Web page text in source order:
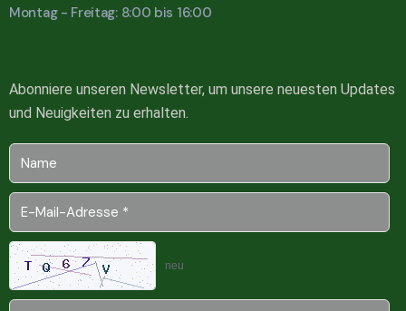
Montag - Freitag: 8:00 bis 16:00
Abonniere unseren Newsletter, um unsere neuesten Updates
und Neuigkeiten zu erhalten.
neu